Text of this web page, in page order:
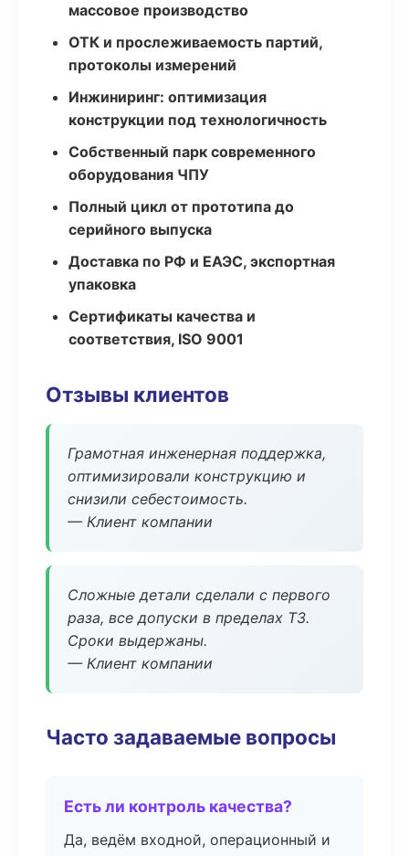
массовое производство
ОТК и прослеживаемость партий,
протоколы измерений
Инжиниринг: оптимизация
конструкции под технологичность
Собственный парк современного
оборудования ЧПУ
Полный цикл от прототипа до
серийного выпуска
Доставка по РФ и ЕАЭС, экспортная
упаковка
Сертификаты качества и
соответствия, ISO 9001
Отзывы клиентов
Грамотная инженерная поддержка,
оптимизировали конструкцию и
снизили себестоимость.
— Клиент компании
Сложные детали сделали с первого
раза, все допуски в пределах ТЗ.
Сроки выдержаны.
— Клиент компании
Часто задаваемые вопросы
Есть ли контроль качества?
Да, ведём входной, операционный и